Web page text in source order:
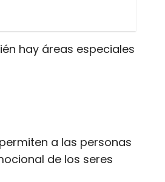
hay áreas especiales
a las personas
de los seres